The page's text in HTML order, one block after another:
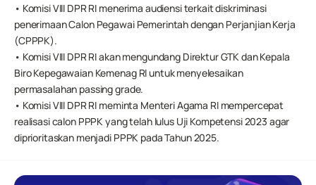
• Komisi VIII DPR RI menerima audiensi terkait diskriminasi
penerimaan Calon Pegawai Pemerintah dengan Perjanjian Kerja
(CPPPK).
• Komisi VIII DPR RI akan mengundang Direktur GTK dan Kepala
Biro Kepegawaian Kemenag RI untuk menyelesaikan
permasalahan passing grade.
• Komisi VIII DPR RI meminta Menteri Agama RI mempercepat
realisasi calon PPPK yang telah lulus Uji Kompetensi 2023 agar
diprioritaskan menjadi PPPK pada Tahun 2025.